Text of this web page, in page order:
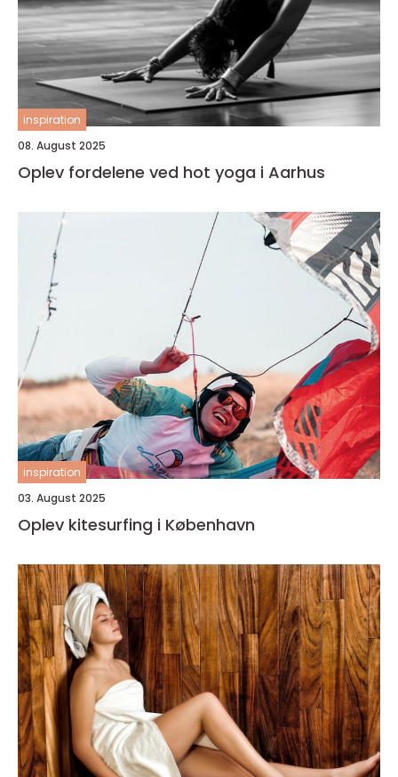
inspiration
08. August 2025
Oplev fordelene ved hot yoga i Aarhus
inspiration
03. August 2025
Oplev kitesurfing i København